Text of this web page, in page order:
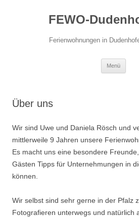
FEWO-
Ferienwohnungen in
Menü
Über uns
Wir sind Uwe und Daniela Rösch und
mittlerweile 9 Jahren unsere
Es macht uns eine besondere
Gästen Tipps für Unternehmungen in
können.
Wir selbst sind sehr gerne in der Pfalz
Fotografieren unterwegs und natürlich